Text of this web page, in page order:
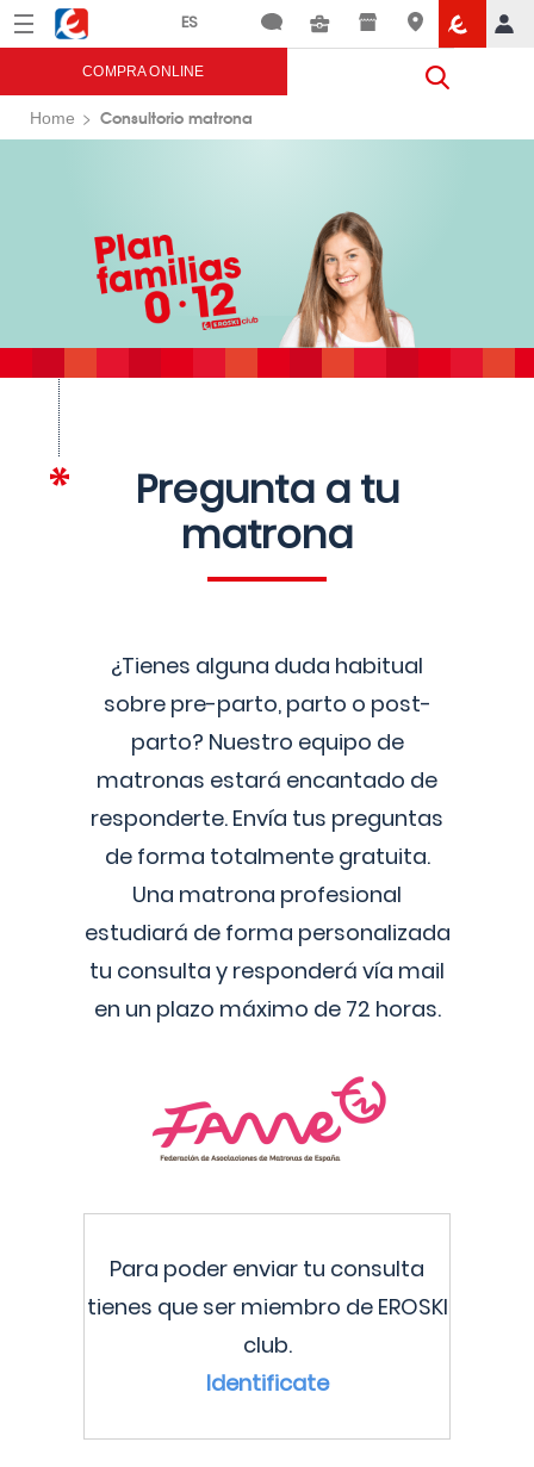
Menú Eroski
COMPRA ONLINE
Home Consultorio matrona
Pregunta a tu
matrona
¿Tienes alguna duda habitual
sobre pre-parto, parto o post-
parto? Nuestro equipo de
matronas estará encantado de
responderte. Envía tus preguntas
de forma totalmente gratuita.
Una matrona profesional
estudiará de forma personalizada
tu consulta y responderá vía mail
en un plazo máximo de 72 horas.
Para poder enviar tu consulta
tienes que ser miembro de EROSKI
club.
Identificate